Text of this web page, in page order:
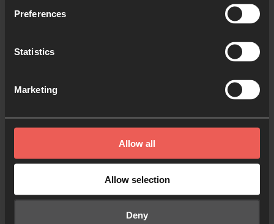
Preferences
Statistics
Marketing
Allow all
Allow selection
Deny
Tyler Staton es el nuevo líder del equipo nacional,
con un equipo de supervisión de siete personas
que se encargan de Oración 24-7 en Estados
Unidos.
Descubre más
www.24-7prayerUSA.com
Contacta
info@24-7prayerusa.com